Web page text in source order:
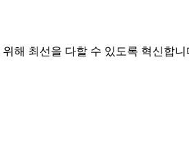
해 최선을 다할 수 있도록 혁신합니